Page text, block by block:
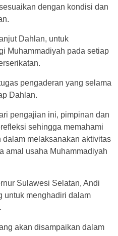
dengan kondisi dan
Dahlan, untuk
Muhammadiyah pada setiap
pengaderan yang selama
Dahlan.
pengajian ini, pimpinan dan
sehingga memahami
melaksanakan aktivitas
amal usaha Muhammadiyah
Sulawesi Selatan, Andi
untuk menghadiri dalam
akan disampaikan dalam